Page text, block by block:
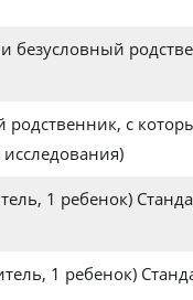
безусловный
с
1 ребенок)
1 ребенок)